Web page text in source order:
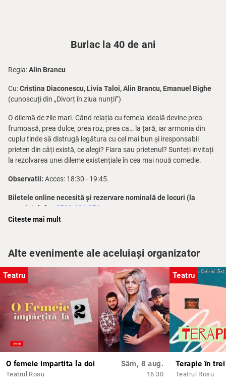
Burlac la 40 de ani
Regia:Alin Brancu
Cu:Cristina Diaconescu, Livia Taloi, Alin Brancu, Emanuel Bighe
(cunoscuți din „Divorț în ziua nunții”)
O dilemă de zile mari. Când relația cu femeia ideală devine prea
frumoasă, prea dulce, prea roz, prea ca… la țară, iar armonia din
cuplu tinde să distrugă legătura cu cel mai bun și iresponsabil
prieten din câți există, ce alegi? Fiara sau prietenul? Sunteți invitați
la rezolvarea unei dileme existențiale în cea mai nouă comedie.
Observatii: Acces: 18:30 - 19:45.
Biletele online necesită și rezervare nominală de locuri (la
mese), telefon
0723.196.376
Citeste mai mult
Alte evenimente ale aceluiași organizator
Teatru
O femeie impartita la doi
Teatrul Rosu
Sâm, 8 aug.
16:30
Teatru
Terapie în trei
Teatrul Rosu